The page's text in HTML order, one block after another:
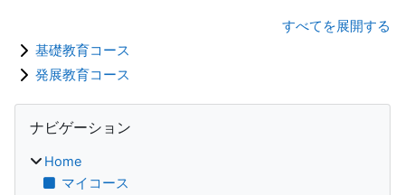
すべてを展開する
基礎教育コース
発展教育コース
ブロック
ナビゲーション
Home
マイコース